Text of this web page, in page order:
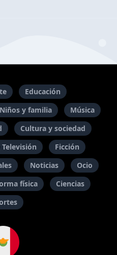
Educación
Niños y familia
Música
Cultura y sociedad
Televisión
Ficción
Noticias
Ocio
física
Ciencias